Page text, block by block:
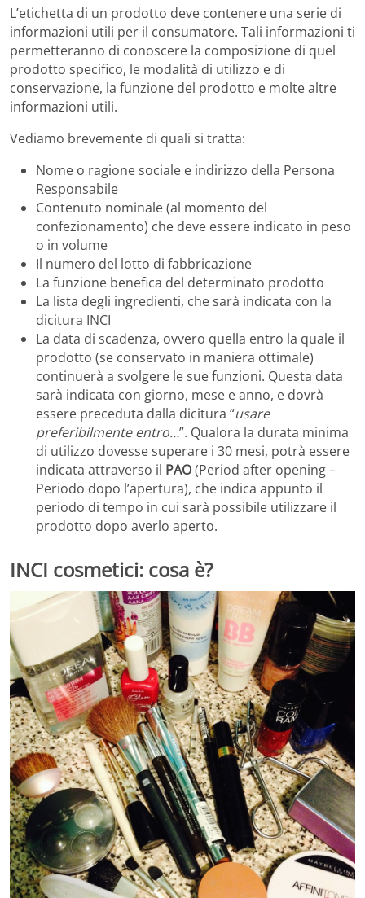
L’etichetta di un prodotto deve contenere una serie di
informazioni utili per il consumatore. Tali informazioni ti
permetteranno di conoscere la composizione di quel
prodotto specifico, le modalità di utilizzo e di
conservazione, la funzione del prodotto e molte altre
informazioni utili.
Vediamo brevemente di quali si tratta:
Nome o ragione sociale e indirizzo della Persona
Responsabile
Contenuto nominale (al momento del
confezionamento) che deve essere indicato in peso
o in volume
Il numero del lotto di fabbricazione
La funzione benefica del determinato prodotto
La lista degli ingredienti, che sarà indicata con la
dicitura INCI
La data di scadenza, ovvero quella entro la quale il
prodotto (se conservato in maniera ottimale)
continuerà a svolgere le sue funzioni. Questa data
sarà indicata con giorno, mese e anno, e dovrà
essere preceduta dalla dicitura “usare
preferibilmente entro…”. Qualora la durata minima
di utilizzo dovesse superare i 30 mesi, potrà essere
indicata attraverso il PAO(Period after opening –
Periodo dopo l’apertura), che indica appunto il
periodo di tempo in cui sarà possibile utilizzare il
prodotto dopo averlo aperto.
INCI cosmetici: cosa è?